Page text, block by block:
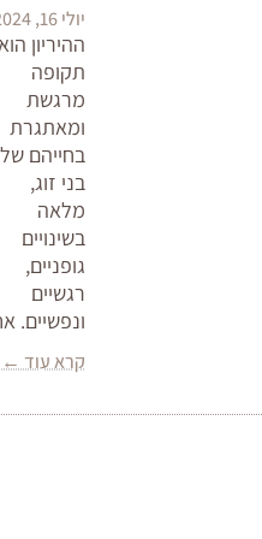
יולי 16, 2024
ההיריון
תקופה
מרגשת
ומאתגרת
בחייהם של
בני זוג,
מלאה
בשינויים
גופניים,
רגשיים
ונפשיים.
קרא עוד ←